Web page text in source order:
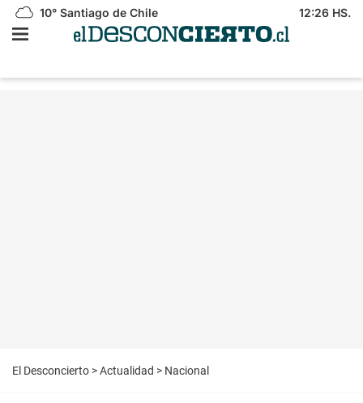
10° Santiago de Chile 12:26 HS.
El Desconcierto >Actualidad > Nacional